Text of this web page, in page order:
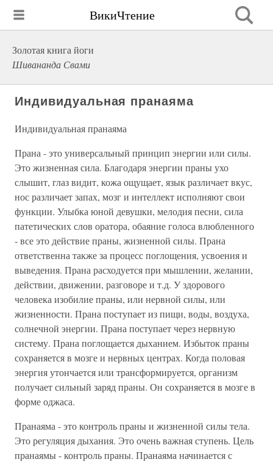
ВикиЧтение
Золотая книга йоги
Шивананда Свами
Индивидуальная пранаяма
Индивидуальная пранаяма
Прана - это универсальный принцип энергии или силы.
Это жизненная сила. Благодаря энергии праны ухо
слышит, глаз видит, кожа ощущает, язык различает вкус,
нос различает запах, мозг и интеллект исполняют свои
функции. Улыбка юной девушки, мелодия песни, сила
патетических слов оратора, обаяние голоса влюбленного
- все это действие праны, жизненной силы. Прана
ответственна также за процесс поглощения, усвоения и
выведения. Прана расходуется при мышлении, желании,
действии, движении, разговоре и т.д. У здорового
человека изобилие праны, или нервной силы, или
жизненности. Прана поступает из пищи, воды, воздуха,
солнечной энергии. Прана поступает через нервную
систему. Прана поглощается дыханием. Избыток праны
сохраняется в мозге и нервных центрах. Когда половая
энергия утончается или трансформируется, организм
получает сильный заряд праны. Он сохраняется в мозге в
форме оджаса.
Пранаяма - это контроль праны и жизненной силы тела.
Это регуляция дыхания. Это очень важная ступень. Цель
пранаямы - контроль праны. Пранаяма начинается с